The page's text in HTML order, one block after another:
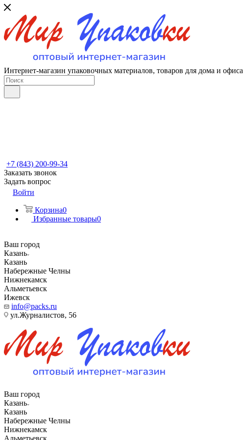
Интернет-магазин упаковочных материалов, товаров для дома и офиса
+7 (843) 200-99-34
Заказать звонок
Задать вопрос
Войти
Корзина0
Избранные товары0
Ваш город
Казань
Казань
Набережные Челны
Нижнекамск
Альметьевск
Ижевск
info@packs.ru
ул.Журналистов, 56
Ваш город
Казань
Казань
Набережные Челны
Нижнекамск
Альметьевск